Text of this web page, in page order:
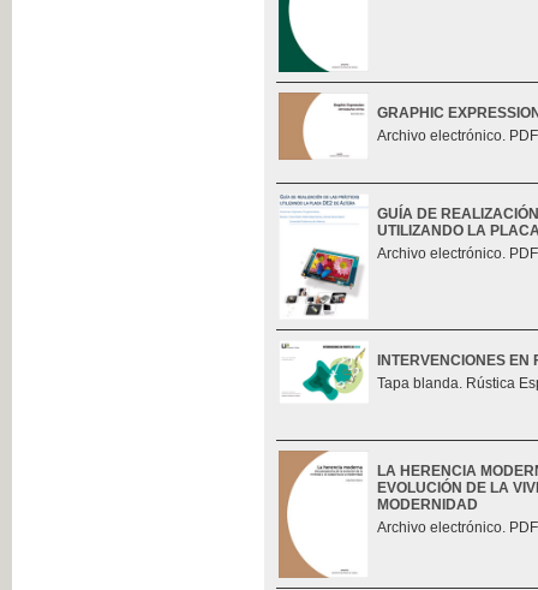
GRAPHIC
Archivo electrónico.
GUÍA DE
UTILIZANDO LA
Archivo electrónico.
INTERVENCIONES
Tapa blanda. Rústica
LA HERENCIA
EVOLUCIÓN DE LA
MODERNIDAD
Archivo electrónico.